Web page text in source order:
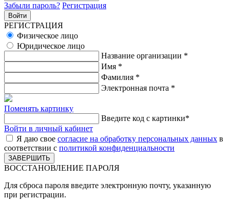
Забыли пароль? Регистрация
РЕГИСТРАЦИЯ
Физическое лицо
Юридическое лицо
Название организации *
Имя *
Фамилия *
Электронная почта *
Поменять картинку
Введите код с картинки*
Войти в личный кабинет
Я даю свое согласие на обработку персональных данных в
соответствии с политикой конфиденциальности
ВОССТАНОВЛЕНИЕ ПАРОЛЯ
Для сброса пароля введите электронную почту, указанную
при регистрации.